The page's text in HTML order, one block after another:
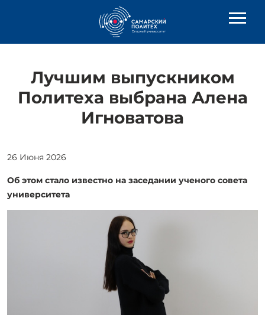
Лучшим выпускником
Политеха выбрана Алена
Игноватова
26 Июня 2026
Об этом стало известно на заседании ученого совета
университета